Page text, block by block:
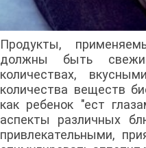
Продукты,
должны быть
количествах,
количества веществ
как ребенок "ест
аспекты различных
привлекательными,